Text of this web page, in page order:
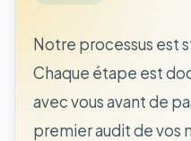
Notre processus est
Chaque étape est
avec vous avant de
premier audit de vos